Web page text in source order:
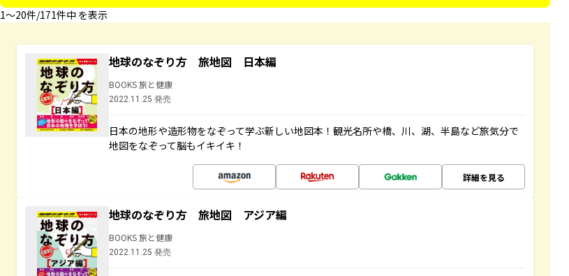
1〜20件/171件中 を表示
地球のなぞり方 旅地図 日本編
BOOKS 旅と健康
2022.11.25 発売
日本の地形や造形物をなぞって学ぶ新しい地図本！観光名所や橋、川、湖、半島など旅気分で
地図をなぞって脳もイキイキ！
詳細を見る
地球のなぞり方 旅地図 アジア編
BOOKS 旅と健康
2022.11.25 発売